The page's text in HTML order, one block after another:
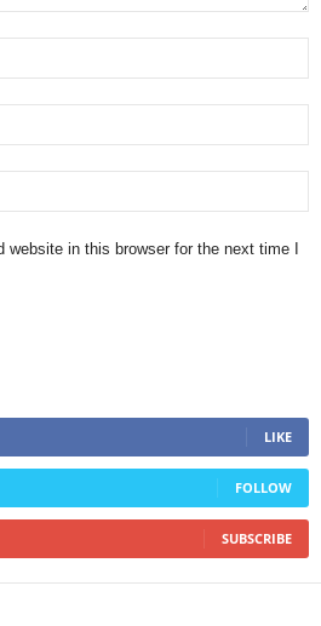
website in this browser for the next time I
LIKE
FOLLOW
SUBSCRIBE